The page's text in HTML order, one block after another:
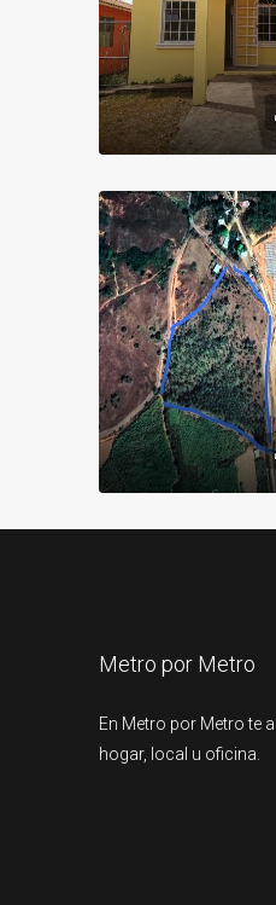
Metro por Metro
En Metro por Metro te
hogar, local u oficina.